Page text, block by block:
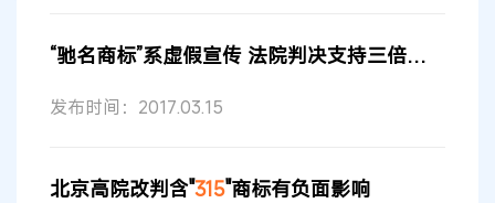
“驰名商标”系虚假宣传 法院判决支持三倍赔偿
发布时间：2017.03.15
北京高院改判含"315"商标有负面影响